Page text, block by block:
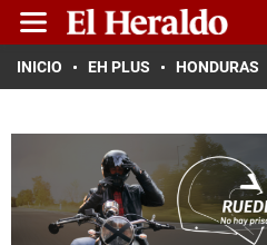
INICIO EH PLUS HONDURAS